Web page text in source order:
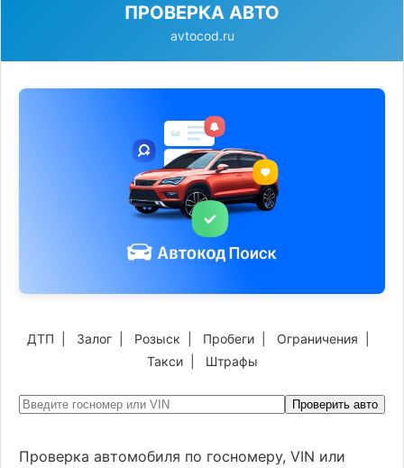
ПРОВЕРКА АВТО
avtocod.ru
ДТП Залог Розыск Пробеги Ограничения
Такси| Штрафы
Проверить авто
Проверка автомобиля по госномеру, VIN или